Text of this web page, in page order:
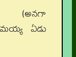
(అనగా
ఏడు